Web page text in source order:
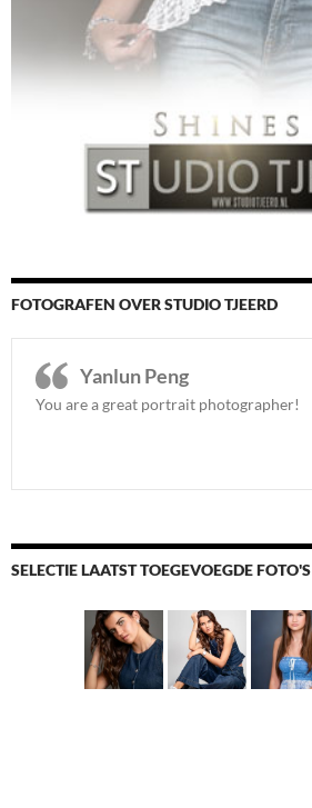
FOTOGRAFEN OVER STUDIO TJEERD
Yanlun Peng
You are a great portrait photographer!
SELECTIE LAATST TOEGEVOEGDE FOTO'S